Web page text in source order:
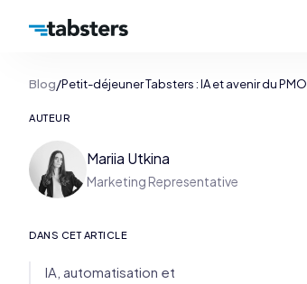
Blog/Petit-déjeuner Tabsters : IA et avenir du PMO
AUTEUR
Mariia Utkina
Marketing Representative
DANS CET ARTICLE
IA, automatisation et